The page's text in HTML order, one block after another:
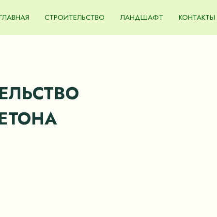
СТРОИТЕЛЬСТВО ЛАНДШАФТ КОНТАКТЫ